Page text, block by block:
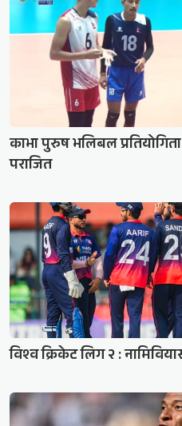
काभा पुरुष भलिबल
पराजित
विश्व क्रिकेट लिग २ :